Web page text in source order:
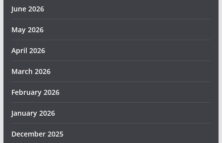
June 2026
May 2026
April 2026
March 2026
February 2026
January 2026
December 2025